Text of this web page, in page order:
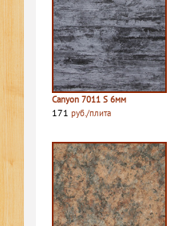
Canyon 7011 S 6мм
171 руб./плита